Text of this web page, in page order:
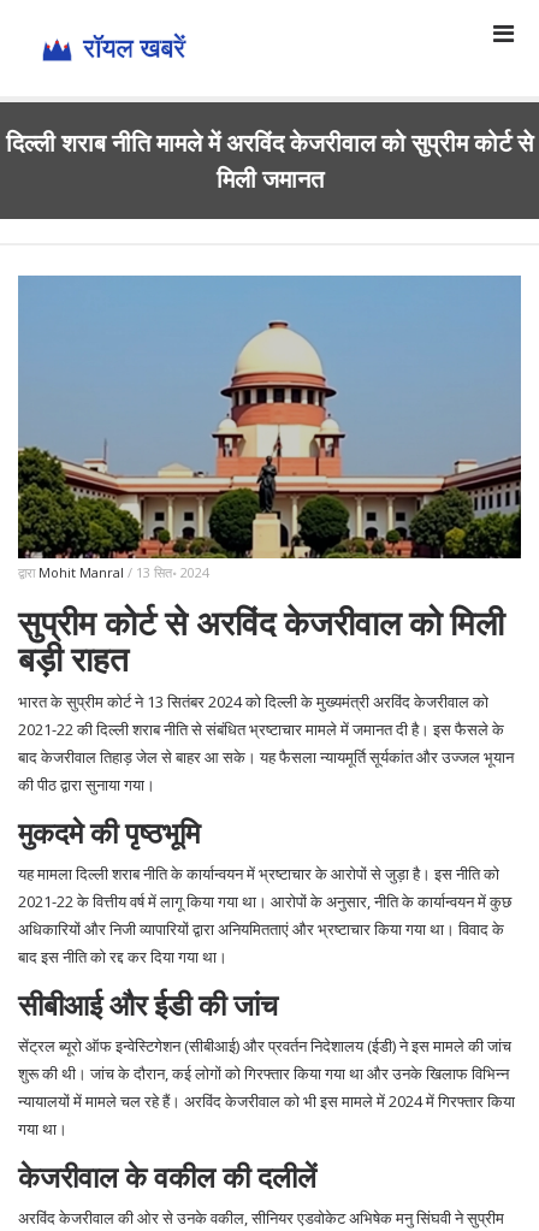
दिल्ली शराब नीति मामले में अरविंद केजरीवाल को सुप्रीम कोर्ट से
मिली जमानत
द्वारा Mohit Manral / 13 सित॰ 2024
सुप्रीम कोर्ट से अरविंद केजरीवाल को मिली
बड़ी राहत
भारत के सुप्रीम कोर्ट ने 13 सितंबर 2024 को दिल्ली के मुख्यमंत्री अरविंद केजरीवाल को
2021-22 की दिल्ली शराब नीति से संबंधित भ्रष्टाचार मामले में जमानत दी है। इस फैसले के
बाद केजरीवाल तिहाड़ जेल से बाहर आ सके। यह फैसला न्यायमूर्ति सूर्यकांत और उज्जल भूयान
की पीठ द्वारा सुनाया गया।
मुकदमे की पृष्ठभूमि
यह मामला दिल्ली शराब नीति के कार्यान्वयन में भ्रष्टाचार के आरोपों से जुड़ा है। इस नीति को
2021-22 के वित्तीय वर्ष में लागू किया गया था। आरोपों के अनुसार, नीति के कार्यान्वयन में कुछ
अधिकारियों और निजी व्यापारियों द्वारा अनियमितताएं और भ्रष्टाचार किया गया था। विवाद के
बाद इस नीति को रद्द कर दिया गया था।
सीबीआई और ईडी की जांच
सेंट्रल ब्यूरो ऑफ इन्वेस्टिगेशन (सीबीआई) और प्रवर्तन निदेशालय (ईडी) ने इस मामले की जांच
शुरू की थी। जांच के दौरान, कई लोगों को गिरफ्तार किया गया था और उनके खिलाफ विभिन्न
न्यायालयों में मामले चल रहे हैं। अरविंद केजरीवाल को भी इस मामले में 2024 में गिरफ्तार किया
गया था।
केजरीवाल के वकील की दलीलें
अरविंद केजरीवाल की ओर से उनके वकील, सीनियर एडवोकेट अभिषेक मनु सिंघवी ने सुप्रीम